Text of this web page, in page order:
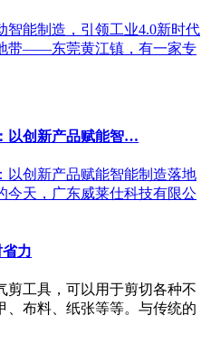
智能制造，引领工业4.0新时代
带——东莞黄江镇，有一家专
以创新产品赋能智…
以创新产品赋能智能制造落地
今天，广东威莱仕科技有限公
力
剪工具，可以用于剪切各种不
、布料、纸张等等。与传统的